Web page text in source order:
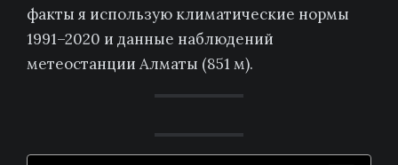
факты я использую климатические нормы
1991–2020 и данные наблюдений
метеостанции Алматы (851 м).